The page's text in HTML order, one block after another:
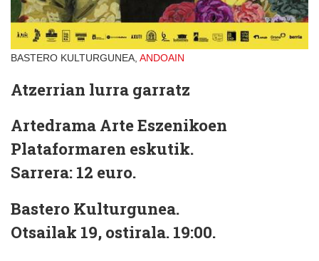
BASTERO KULTURGUNEA, ANDOAIN
Atzerrian lurra garratz
Artedrama Arte Eszenikoen
Plataformaren eskutik.
Sarrera: 12 euro.
Bastero Kulturgunea.
Otsailak 19, ostirala. 19:00.